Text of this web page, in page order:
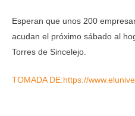
Esperan que unos 200
acudan el próximo sábado al
Torres de Sincelejo.
TOMADA DE:https://